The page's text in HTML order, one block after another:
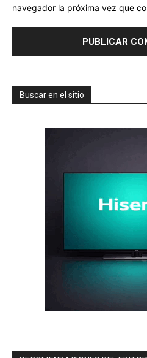
navegador la próxima vez que
Buscar en el sitio